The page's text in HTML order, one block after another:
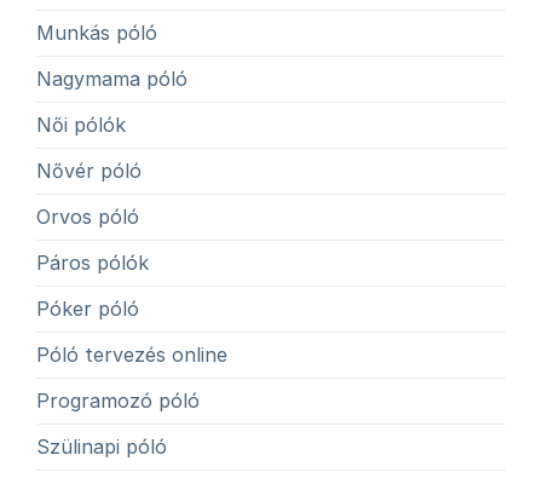
Munkás póló
Nagymama póló
Női pólók
Nővér póló
Orvos póló
Páros pólók
Póker póló
Póló tervezés online
Programozó póló
Szülinapi póló